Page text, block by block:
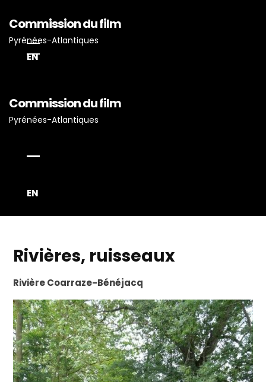
Commission du film
Pyrénées-Atlantiques
EN
Commission du film
Pyrénées-Atlantiques
EN
Vous Avez Un Projet De
Rivières, ruisseaux
Rivière Coarraze-Bénéjacq